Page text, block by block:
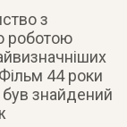
з
роботою
44 роки
був знайдений